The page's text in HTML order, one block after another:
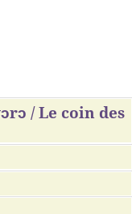
/ Le coin des